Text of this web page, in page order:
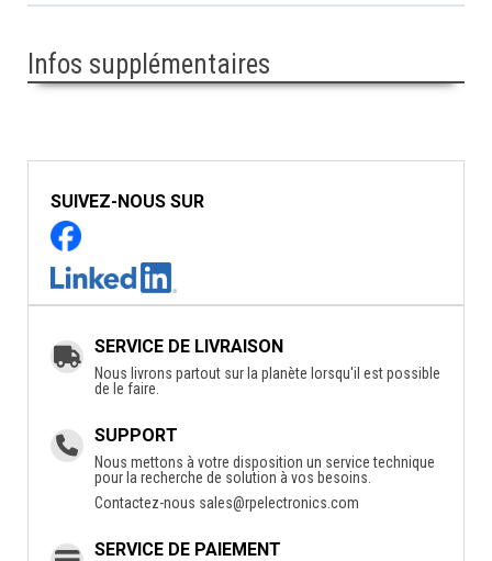
Infos supplémentaires
SUIVEZ-NOUS SUR
SERVICE DE LIVRAISON
Nous livrons partout sur la planète lorsqu'il est possible
de le faire.
SUPPORT
Nous mettons à votre disposition un service technique
pour la recherche de solution à vos besoins.
Contactez-nous sales@rpelectronics.com
SERVICE DE PAIEMENT